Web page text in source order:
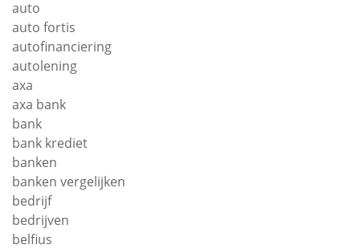
auto
auto fortis
autofinanciering
autolening
axa
axa bank
bank
bank krediet
banken
banken vergelijken
bedrijf
bedrijven
belfius